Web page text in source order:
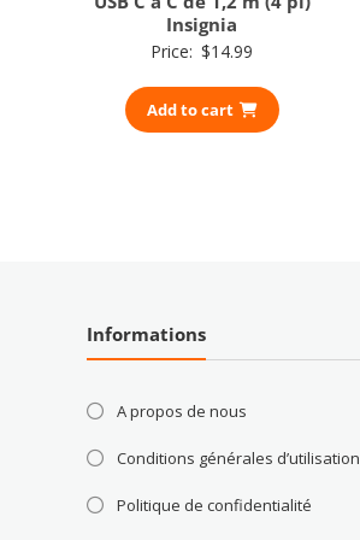
Insignia
Price: $14.99
Add to cart
Informations
A propos de nous
Conditions générales d’utilisation
Politique de confidentialité